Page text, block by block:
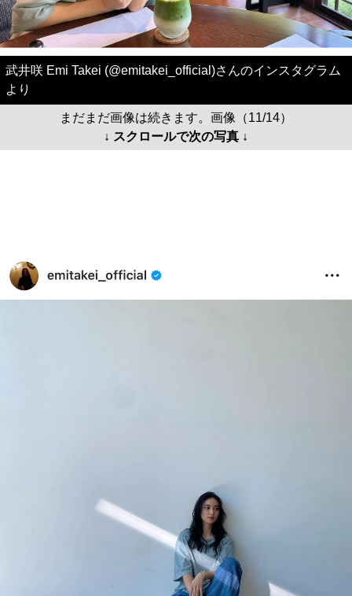
武井咲 Emi Takei (@emitakei_official)さんのインスタグラム
より
まだまだ画像は続きます。画像（11/14）
↓ スクロールで次の写真 ↓